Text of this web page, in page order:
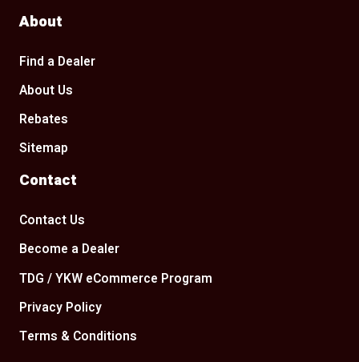
About
Find a Dealer
About Us
Rebates
Sitemap
Contact
Contact Us
Become a Dealer
TDG / YKW eCommerce Program
Privacy Policy
Terms & Conditions